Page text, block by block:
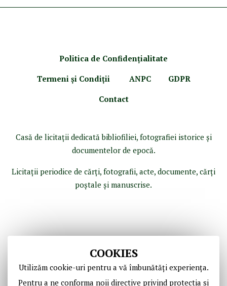
COOKIES
Utilizăm cookie-uri pentru a vă îmbunătăți experiența.
Pentru a ne conforma noii directive privind protectia si
Politica de Confidenţialitate
Termeni şi Condiţii
ANPC
GDPR
Contact
Casă de licitaţii dedicată bibliofiliei, fotografiei istorice şi
documentelor de epocă.
Licitaţii periodice de cărţi, fotografii, acte, documente, cărţi
poştale şi manuscrise.